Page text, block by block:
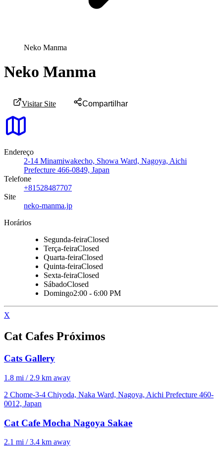
Neko Manma
Neko Manma
Visitar Site Compartilhar
Endereço
2-14 Minamiwakecho, Showa Ward, Nagoya, Aichi
Prefecture 466-0849, Japan
Telefone
+81528487707
Site
neko-manma.jp
Horários
Segunda-feiraClosed
Terça-feiraClosed
Quarta-feiraClosed
Quinta-feiraClosed
Sexta-feiraClosed
SábadoClosed
Domingo2:00 - 6:00 PM
X
Cat Cafes Próximos
Cats Gallery
1.8 mi / 2.9 km away
2 Chome-3-4 Chiyoda, Naka Ward, Nagoya, Aichi Prefecture 460-
0012, Japan
Cat Cafe Mocha Nagoya Sakae
2.1 mi / 3.4 km away